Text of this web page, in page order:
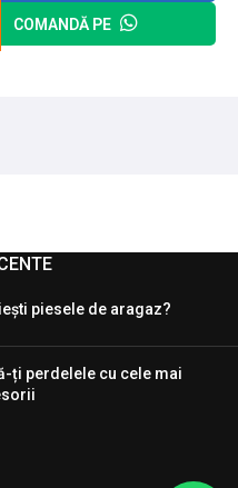
COMANDĂ PE
piesele de aragaz?
ți perdelele cu cele mai